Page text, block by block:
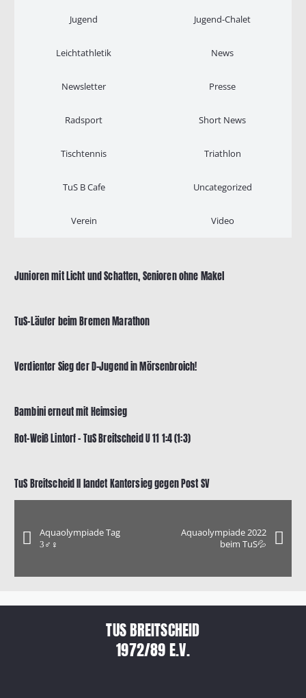
Jugend Jugend-Chalet
Leichtathletik News
Newsletter Presse
Radsport Short News
Tischtennis Triathlon
TuS B Cafe Uncategorized
Verein Video
Junioren mit Licht und Schatten, Senioren ohne Makel
TuS-Läufer beim Bremen Marathon
Verdienter Sieg der D-Jugend in Mörsenbroich!
Bambini erneut mit Heimsieg
Rot-Weiß Lintorf – TuS Breitscheid U 11 1:4 (1:3)
TuS Breitscheid II landet Kantersieg gegen Post SV
Aquaolympiade Tag
3‍♂️‍♀️
Aquaolympiade 2022
beim TuS💦
TUS BREITSCHEID
1972/89 E.V.